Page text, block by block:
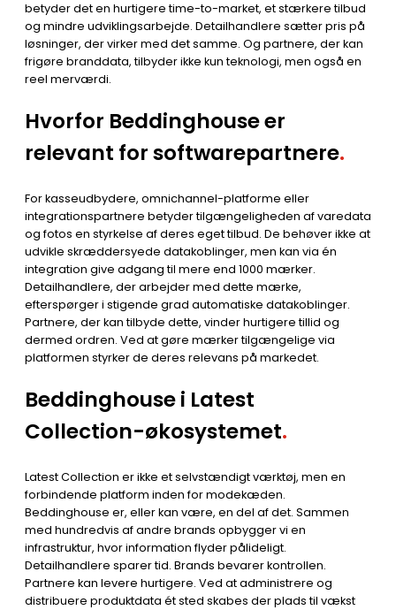
betyder det en hurtigere time-to-market, et stærkere tilbud
og mindre udviklingsarbejde. Detailhandlere sætter pris på
løsninger, der virker med det samme. Og partnere, der kan
frigøre branddata, tilbyder ikke kun teknologi, men også en
reel merværdi.
Hvorfor Beddinghouse er
relevant for softwarepartnere.
For kasseudbydere, omnichannel-platforme eller
integrationspartnere betyder tilgængeligheden af varedata
og fotos en styrkelse af deres eget tilbud. De behøver ikke at
udvikle skræddersyede datakoblinger, men kan via én
integration give adgang til mere end 1000 mærker.
Detailhandlere, der arbejder med dette mærke,
efterspørger i stigende grad automatiske datakoblinger.
Partnere, der kan tilbyde dette, vinder hurtigere tillid og
dermed ordren. Ved at gøre mærker tilgængelige via
platformen styrker de deres relevans på markedet.
Beddinghouse i Latest
Collection-økosystemet.
Latest Collection er ikke et selvstændigt værktøj, men en
forbindende platform inden for modekæden.
Beddinghouse er, eller kan være, en del af det. Sammen
med hundredvis af andre brands opbygger vi en
infrastruktur, hvor information flyder pålideligt.
Detailhandlere sparer tid. Brands bevarer kontrollen.
Partnere kan levere hurtigere. Ved at administrere og
distribuere produktdata ét sted skabes der plads til vækst